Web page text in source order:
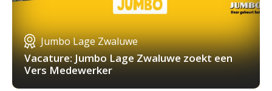
Jumbo Lage Zwaluwe
Vacature: Jumbo Lage Zwaluwe zoekt een
Vers Medewerker